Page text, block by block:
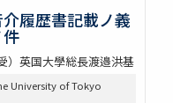
履歴書記載ノ義
）英国大學総長渡邉洪基
University of Tokyo